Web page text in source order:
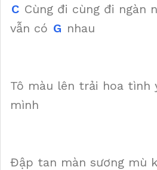
C Cùng đi cùng đi ngàn
vẫn có G nhau
Tô màu lên trải hoa tình
mình
Đập tan màn sương mù